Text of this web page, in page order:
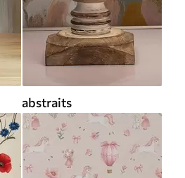
abstraits